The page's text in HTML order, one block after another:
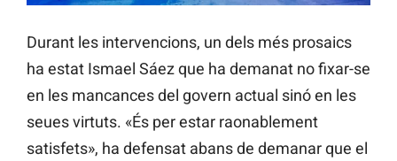
Durant les intervencions, un dels més prosaics
ha estat Ismael Sáez que ha demanat no fixar-se
en les mancances del govern actual sinó en les
seues virtuts. «És per estar raonablement
satisfets», ha defensat abans de demanar que el